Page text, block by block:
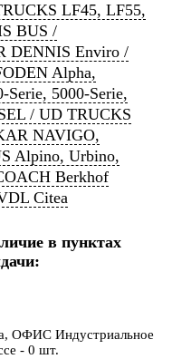
LF45, LF55,
BUS /
DENNIS Enviro /
Alpha,
5000-Serie,
/ UD TRUCKS
NAVIGO,
Alpino, Urbino,
Berkhof
Citea
в пунктах
ОФИС Индустриальное
- 0 шт.